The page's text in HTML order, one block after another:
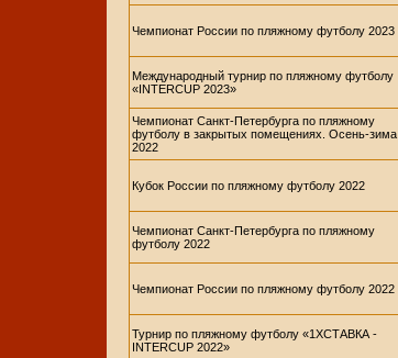
Чемпионат России по пляжному футболу 2023
Международный турнир по пляжному футболу
«INTERCUP 2023»
Чемпионат Санкт-Петербурга по пляжному
футболу в закрытых помещениях. Осень-зима
2022
Кубок России по пляжному футболу 2022
Чемпионат Санкт-Петербурга по пляжному
футболу 2022
Чемпионат России по пляжному футболу 2022
Турнир по пляжному футболу «1ХСТАВКА -
INTERCUP 2022»